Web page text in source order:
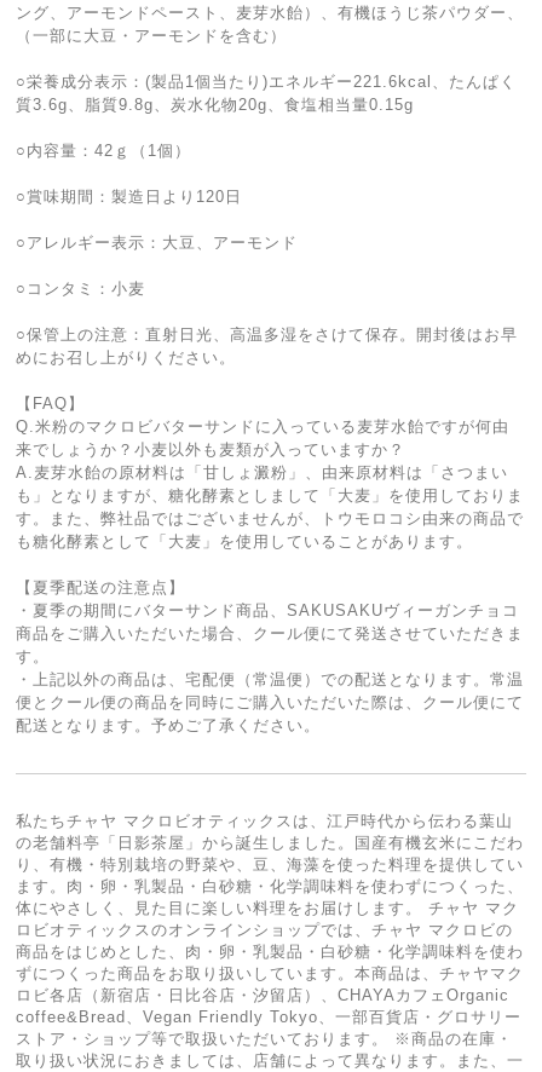
ング、アーモンドペースト、麦芽水飴）、有機ほうじ茶パウダー、
（一部に大豆・アーモンドを含む）
○栄養成分表示：(製品1個当たり)エネルギー221.6kcal、たんぱく
質3.6g、脂質9.8g、炭水化物20g、食塩相当量0.15g
○内容量：42ｇ（1個）
○賞味期間：製造日より120日
○アレルギー表示：大豆、アーモンド
○コンタミ：小麦
○保管上の注意：直射日光、高温多湿をさけて保存。開封後はお早
めにお召し上がりください。
【FAQ】
Q.米粉のマクロビバターサンドに入っている麦芽水飴ですが何由
来でしょうか？小麦以外も麦類が入っていますか？
A.麦芽水飴の原材料は「甘しょ澱粉」、由来原材料は「さつまい
も」となりますが、糖化酵素としまして「大麦」を使用しておりま
す。また、弊社品ではございませんが、トウモロコシ由来の商品で
も糖化酵素として「大麦」を使用していることがあります。
【夏季配送の注意点】
・夏季の期間にバターサンド商品、SAKUSAKUヴィーガンチョコ
商品をご購入いただいた場合、クール便にて発送させていただきま
す。
・上記以外の商品は、宅配便（常温便）での配送となります。常温
便とクール便の商品を同時にご購入いただいた際は、クール便にて
配送となります。予めご了承ください。
私たちチャヤ マクロビオティックスは、江戸時代から伝わる葉山
の老舗料亭「日影茶屋」から誕生しました。国産有機玄米にこだわ
り、有機・特別栽培の野菜や、豆、海藻を使った料理を提供してい
ます。肉・卵・乳製品・白砂糖・化学調味料を使わずにつくった、
体にやさしく、見た目に楽しい料理をお届けします。 チャヤ マク
ロビオティックスのオンラインショップでは、チャヤ マクロビの
商品をはじめとした、肉・卵・乳製品・白砂糖・化学調味料を使わ
ずにつくった商品をお取り扱いしています。本商品は、チャヤマク
ロビ各店（新宿店・日比谷店・汐留店）、CHAYAカフェOrganic
coffee&Bread、Vegan Friendly Tokyo、一部百貨店・グロサリー
ストア・ショップ等で取扱いただいております。 ※商品の在庫・
取り扱い状況におきましては、店舗によって異なります。また、一